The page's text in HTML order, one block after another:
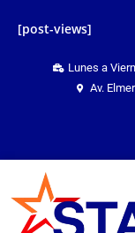
[post-views]
Lunes a
Av.